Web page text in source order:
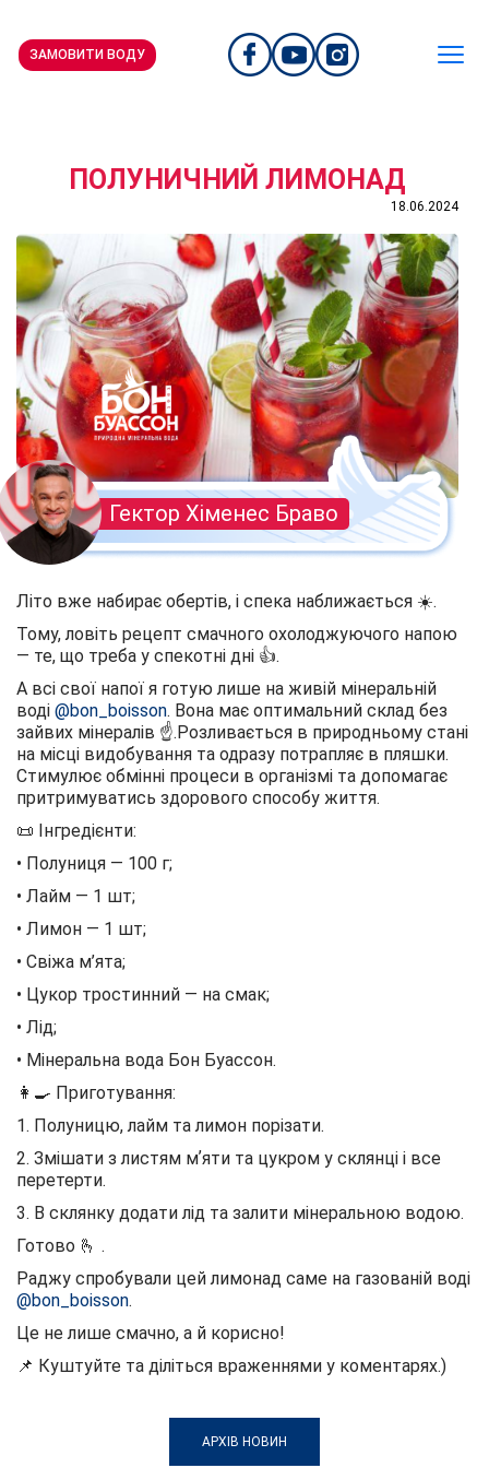
ЗАМОВИТИ ВОДУ
ПОЛУНИЧНИЙ ЛИМОНАД
18.06.2024
Гектор Хіменес Браво
Літо вже набирає обертів, і спека наближається ☀️.
Тому, ловіть рецепт смачного охолоджуючого напою
— те, що треба у спекотні дні 👍.
А всі свої напої я готую лише на живій мінеральній
воді @bon_boisson. Вона має оптимальний склад без
зайвих мінералів ☝️.Розливається в природньому стані
на місці видобування та одразу потрапляє в пляшки.
Стимулює обмінні процеси в організмі та допомагає
притримуватись здорового способу життя.
📜 Інгредієнти:
• Полуниця — 100 г;
• Лайм — 1 шт;
• Лимон — 1 шт;
• Свіжа м’ята;
• Цукор тростинний — на смак;
• Лід;
• Мінеральна вода Бон Буассон.
👩‍🍳 Приготування:
1. Полуницю, лайм та лимон порізати.
2. Змішати з листям мʼяти та цукром у склянці і все
перетерти.
3. В склянку додати лід та залити мінеральною водою.
Готово 🫰 .
Раджу спробували цей лимонад саме на газованій воді
@bon_boisson.
Це не лише смачно, а й корисно!
📌 Куштуйте та діліться враженнями у коментарях.)
АРХІВ НОВИН